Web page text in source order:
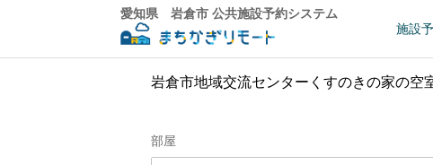
愛知県 岩倉市 公共施設予約システム
施設
岩倉市地域交流センターくすのきの家の空
部屋